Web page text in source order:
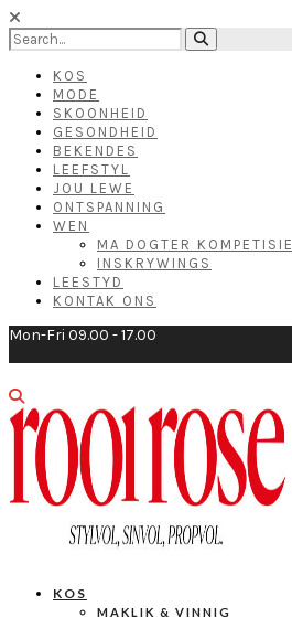
KOS
MODE
SKOONHEID
GESONDHEID
BEKENDES
LEEFSTYL
JOU LEWE
ONTSPANNING
WEN
MA DOGTER KOMPETISIE
INSKRYWINGS
LEESTYD
KONTAK ONS
Mon-Fri 09.00 - 17.00
KOS
MAKLIK & VINNIG